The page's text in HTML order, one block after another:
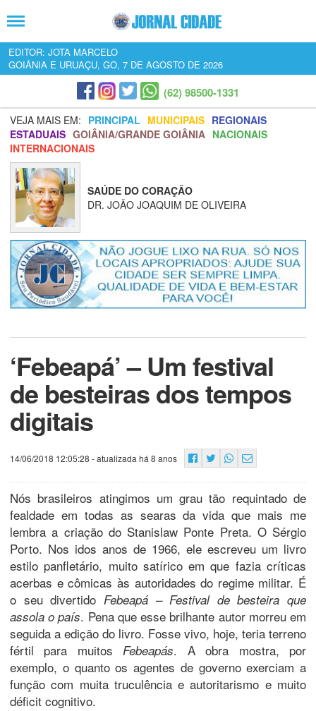
EDITOR: JOTA MARCELO
GOIÂNIA E URUAÇU, GO, 7 DE AGOSTO DE 2026
(62) 98500-1331
VEJA MAIS EM: PRINCIPAL MUNICIPAIS REGIONAIS
ESTADUAIS GOIÂNIA/GRANDE GOIÂNIA NACIONAIS
INTERNACIONAIS
SAÚDE DO CORAÇÃO
DR. JOÃO JOAQUIM DE OLIVEIRA
‘Febeapá’ – Um festival
de besteiras dos tempos
digitais
14/06/2018 12:05:28 - atualizada há 8 anos
Nós brasileiros atingimos um grau tão requintado de
fealdade em todas as searas da vida que mais me
lembra a criação do Stanislaw Ponte Preta. O Sérgio
Porto. Nos idos anos de 1966, ele escreveu um livro
estilo panfletário, muito satírico em que fazia críticas
acerbas e cômicas às autoridades do regime militar. É
o seu divertido Febeapá – Festival de besteira que
assola o país. Pena que esse brilhante autor morreu em
seguida a edição do livro. Fosse vivo, hoje, teria terreno
fértil para muitosFebeapás. A obra mostra, por
exemplo, o quanto os agentes de governo exerciam a
função com muita truculência e autoritarismo e muito
déficit cognitivo.